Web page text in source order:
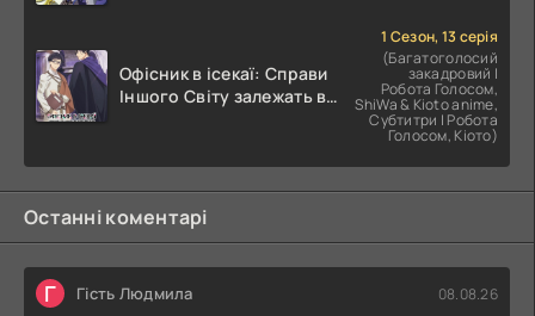
Офісник в ісекаї: Справи
Іншого Світу залежать від
1 Сезон, 13 серія
(Багатоголосий
закадровий |
Робота Голосом,
ShiWa & Kioto anime,
Субтитри | Робота
Голосом, Кіото)
Останні коментарі
Г Гість Людмила 08.08.26